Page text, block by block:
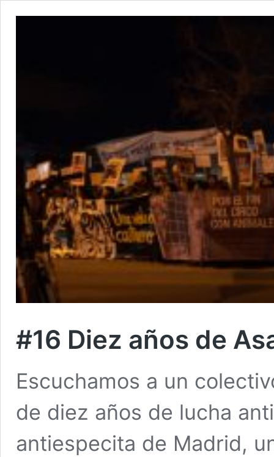
#16 Diez años de
Escuchamos a un
de diez años de lucha
antiespecita de Madrid,